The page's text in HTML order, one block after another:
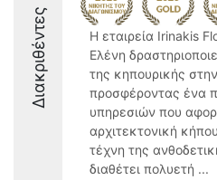
Διακριθέντες
Η εταιρεία Irinakis
Ελένη
της κηπουρικής
προσφέροντας ένα
υπηρεσιών που
αρχιτεκτονική
τέχνη της
διαθέτει πολυετή ...